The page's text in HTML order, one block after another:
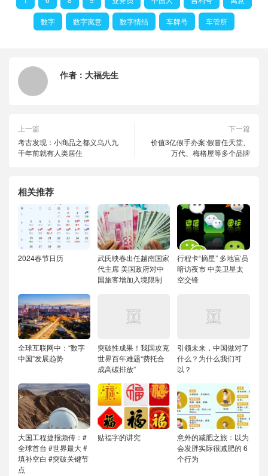
数字 数字寓意 数字情结 车牌号 车管所
作者： 大福先生
上一篇
考古发现：小商品之都义乌八九
千年前就有人类居住
下一篇
价值3亿假手办案:假冒任天堂、
万代、梅格屋等多个品牌
相关推荐
2024春节日历
武氏映春出任越南国家
代主席 美国政府对中
国旅客增加入境限制
行程卡“摘星” 多地官员
暗访夜市 中美卫星太
空交锋
全球互联网中：“数字
中国”发展趋势
突破性成果！我国攻克
世界百年难题“费托合
成高碳排放”
引领未来，中国做对了
什么？为什么我们可
以？
大国工程捷报频传：#
全球首台 #世界最大 #
填补空白 #突破关键节
点
贴福字的讲究
意外的减肥之旅：以为
会发胖实际很减肥的 6
个行为